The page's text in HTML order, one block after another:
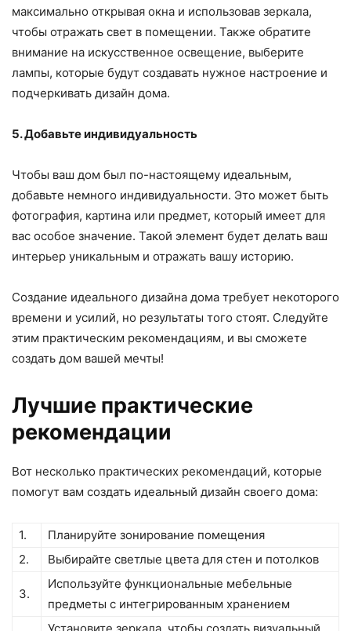
максимально открывая окна и использовав зеркала,
чтобы отражать свет в помещении. Также обратите
внимание на искусственное освещение, выберите
лампы, которые будут создавать нужное настроение и
подчеркивать дизайн дома.
5. Добавьте индивидуальность
Чтобы ваш дом был по-настоящему идеальным,
добавьте немного индивидуальности. Это может быть
фотография, картина или предмет, который имеет для
вас особое значение. Такой элемент будет делать ваш
интерьер уникальным и отражать вашу историю.
Создание идеального дизайна дома требует некоторого
времени и усилий, но результаты того стоят. Следуйте
этим практическим рекомендациям, и вы сможете
создать дом вашей мечты!
Лучшие практические
рекомендации
Вот несколько практических рекомендаций, которые
помогут вам создать идеальный дизайн своего дома:
1.
Планируйте зонирование помещения
2.
Выбирайте светлые цвета для стен и потолков
3.
Используйте функциональные мебельные
предметы с интегрированным хранением